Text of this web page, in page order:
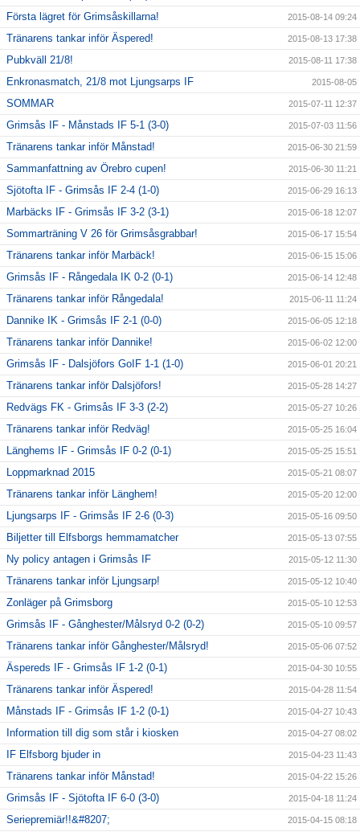
Första lägret för Grimsåskillarna! 2015-08-14 09:24
Tränarens tankar inför Äspered! 2015-08-13 17:38
Pubkväll 21/8! 2015-08-11 17:38
Enkronasmatch, 21/8 mot Ljungsarps IF 2015-08-05
SOMMAR 2015-07-11 12:37
Grimsås IF - Månstads IF 5-1 (3-0) 2015-07-03 11:56
Tränarens tankar inför Månstad! 2015-06-30 21:59
Sammanfattning av Örebro cupen! 2015-06-30 11:21
Sjötofta IF - Grimsås IF 2-4 (1-0) 2015-06-29 16:13
Marbäcks IF - Grimsås IF 3-2 (3-1) 2015-06-18 12:07
Sommarträning V 26 för Grimsåsgrabbar! 2015-06-17 15:54
Tränarens tankar inför Marbäck! 2015-06-15 15:06
Grimsås IF - Rångedala IK 0-2 (0-1) 2015-06-14 12:48
Tränarens tankar inför Rångedala! 2015-06-11 11:24
Dannike IK - Grimsås IF 2-1 (0-0) 2015-06-05 12:18
Tränarens tankar inför Dannike! 2015-06-02 12:00
Grimsås IF - Dalsjöfors GoIF 1-1 (1-0) 2015-06-01 20:21
Tränarens tankar inför Dalsjöfors! 2015-05-28 14:27
Redvägs FK - Grimsås IF 3-3 (2-2) 2015-05-27 10:26
Tränarens tankar inför Redväg! 2015-05-25 16:04
Länghems IF - Grimsås IF 0-2 (0-1) 2015-05-25 15:51
Loppmarknad 2015 2015-05-21 08:07
Tränarens tankar inför Länghem! 2015-05-20 12:00
Ljungsarps IF - Grimsås IF 2-6 (0-3) 2015-05-16 09:50
Biljetter till Elfsborgs hemmamatcher 2015-05-13 07:55
Ny policy antagen i Grimsås IF 2015-05-12 11:30
Tränarens tankar inför Ljungsarp! 2015-05-12 10:40
Zonläger på Grimsborg 2015-05-10 12:53
Grimsås IF - Gånghester/Målsryd 0-2 (0-2) 2015-05-10 09:57
Tränarens tankar inför Gånghester/Målsryd! 2015-05-06 07:52
Äspereds IF - Grimsås IF 1-2 (0-1) 2015-04-30 10:55
Tränarens tankar inför Äspered! 2015-04-28 11:54
Månstads IF - Grimsås IF 1-2 (0-1) 2015-04-27 10:43
Information till dig som står i kiosken 2015-04-27 08:02
IF Elfsborg bjuder in 2015-04-23 11:43
Tränarens tankar inför Månstad! 2015-04-22 15:26
Grimsås IF - Sjötofta IF 6-0 (3-0) 2015-04-18 11:24
Seriepremiär!!&#8207; 2015-04-15 08:18